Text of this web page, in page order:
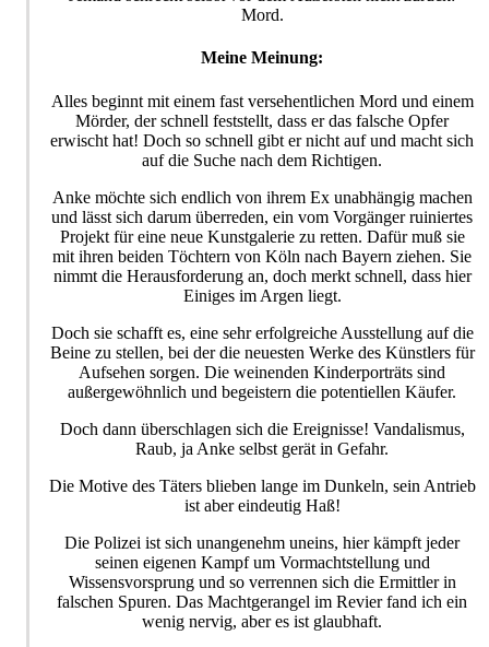
Mord.
Meine Meinung:
Alles beginnt mit einem fast versehentlichen Mord und einem
Mörder, der schnell feststellt, dass er das falsche Opfer
erwischt hat! Doch so schnell gibt er nicht auf und macht sich
auf die Suche nach dem Richtigen.
Anke möchte sich endlich von ihrem Ex unabhängig machen
und lässt sich darum überreden, ein vom Vorgänger ruiniertes
Projekt für eine neue Kunstgalerie zu retten. Dafür muß sie
mit ihren beiden Töchtern von Köln nach Bayern ziehen. Sie
nimmt die Herausforderung an, doch merkt schnell, dass hier
Einiges im Argen liegt.
Doch sie schafft es, eine sehr erfolgreiche Ausstellung auf die
Beine zu stellen, bei der die neuesten Werke des Künstlers für
Aufsehen sorgen. Die weinenden Kinderporträts sind
außergewöhnlich und begeistern die potentiellen Käufer.
Doch dann überschlagen sich die Ereignisse! Vandalismus,
Raub, ja Anke selbst gerät in Gefahr.
Die Motive des Täters blieben lange im Dunkeln, sein Antrieb
ist aber eindeutig Haß!
Die Polizei ist sich unangenehm uneins, hier kämpft jeder
seinen eigenen Kampf um Vormachtstellung und
Wissensvorsprung und so verrennen sich die Ermittler in
falschen Spuren. Das Machtgerangel im Revier fand ich ein
wenig nervig, aber es ist glaubhaft.